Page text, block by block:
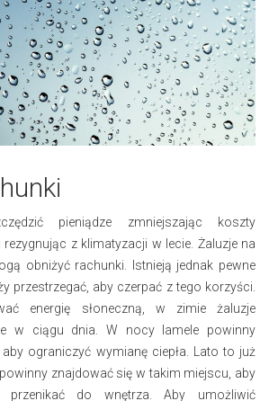
pieniądze zmniejszając koszty
z klimatyzacji w lecie. Żaluzje na
obniżyć rachunki. Istnieją jednak pewne
przestrzegać, aby czerpać z tego korzyści.
energię słoneczną, w zimie żaluzje
w ciągu dnia. W nocy lamele powinny
ograniczyć wymianę ciepła. Lato to już
znajdować się w takim miejscu, aby
przenikać do wnętrza. Aby umożliwić